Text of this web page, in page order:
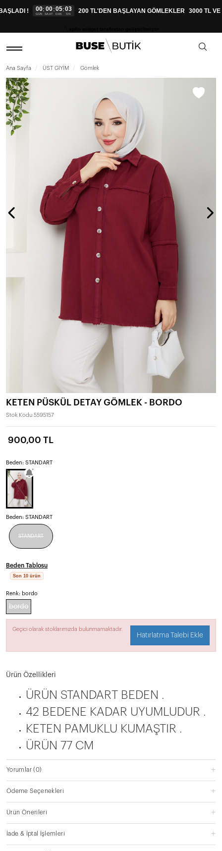
! 00
GÜN
:00
SAAT
:05
DAK
:02
SN 200 TL'DEN BAŞLAYAN GÖMLEKLER 3000 TL VE
Ana Sayfa ÜST GİYİM Gömlek
KETEN PÜSKÜL DETAY GÖMLEK - BORDO
Stok Kodu 5595157
900,00 TL
Beden: STANDART
Beden: STANDART
STANDART
Beden Tablosu
Son 10 ürün
Renk: bordo
bordo
Geçici olarak stoklarımızda bulunmamaktadır.
Hatırlatma Talebi Ekle
Ürün Özellikleri
ÜRÜN STANDART BEDEN .
42 BEDENE KADAR UYUMLUDUR .
KETEN PAMUKLU KUMAŞTIR .
ÜRÜN 77 CM
Yorumlar(0)
Ödeme Seçenekleri
Ürün Önerileri
İade & İptal İşlemleri